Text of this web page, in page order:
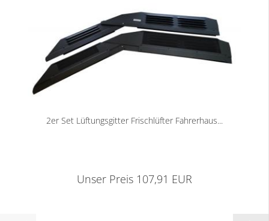
2er Set Lüftungsgitter Frischlüfter Fahrerhaus...
Unser Preis 107,91 EUR